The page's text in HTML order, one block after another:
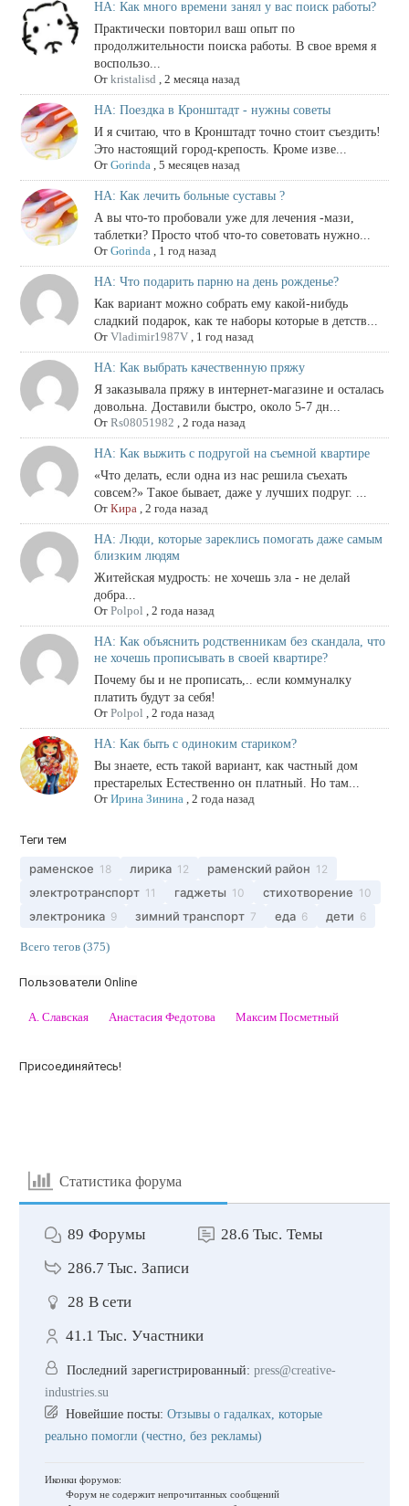
НА: Как много времени занял у вас поиск работы?
Практически повторил ваш опыт по
продолжительности поиска работы. В свое время я
воспользо...
От kristalisd , 2 месяца назад
НА: Поездка в Кронштадт - нужны советы
И я считаю, что в Кронштадт точно стоит съездить!
Это настоящий город‑крепость. Кроме изве...
От Gorinda, 5 месяцев назад
НА: Как лечить больные суставы ?
А вы что-то пробовали уже для лечения -мази,
таблетки? Просто чтоб что-то советовать нужно...
От Gorinda, 1 год назад
НА: Что подарить парню на день рожденье?
Как вариант можно собрать ему какой-нибудь
сладкий подарок, как те наборы которые в детств...
От Vladimir1987V, 1 год назад
НА: Как выбрать качественную пряжу
Я заказывала пряжу в интернет-магазине и осталась
довольна. Доставили быстро, около 5-7 дн...
От Rs08051982 , 2 года назад
НА: Как выжить с подругой на съемной квартире
«Что делать, если одна из нас решила съехать
совсем?» Такое бывает, даже у лучших подруг. ...
От Кира, 2 года назад
НА: Люди, которые зареклись помогать даже самым
близким людям
Житейская мудрость: не хочешь зла - не делай
добра...
От Polpol , 2 года назад
НА: Как объяснить родственникам без скандала, что
не хочешь прописывать в своей квартире?
Почему бы и не прописать,.. если коммуналку
платить будут за себя!
От Polpol , 2 года назад
НА: Как быть с одиноким стариком?
Вы знаете, есть такой вариант, как частный дом
престарелых Естественно он платный. Но там...
От Ирина Зинина, 2 года назад
Теги тем
раменское 18 лирика 12 раменский район 12
электротранспорт 11 гаджеты 10 стихотворение 10
электроника 9 зимний транспорт 7 еда 6 дети 6
Всего тегов (375)
Пользователи Online
А. Славская Анастасия Федотова Максим Посметный
Присоединяйтесь!
Статистика форума
89 Форумы 28.6 Тыс. Темы
286.7 Тыс. Записи
28 В сети
41.1 Тыс. Участники
Последний зарегистрированный: press@creative-
industries.su
Новейшие посты: Отзывы о гадалках, которые
реально помогли (честно, без рекламы)
Иконки форумов:
Форум не содержит непрочитанных сообщений